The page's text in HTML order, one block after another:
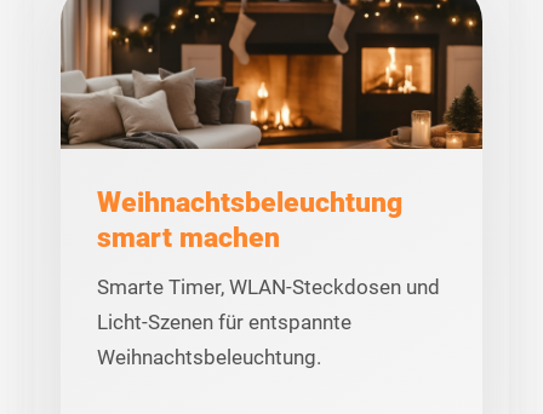
Weihnachtsbeleuchtung
smart machen
Smarte Timer, WLAN-Steckdosen und
Licht-Szenen für entspannte
Weihnachtsbeleuchtung.